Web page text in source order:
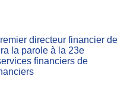
directeur financier de
la parole à la 23e
financiers de